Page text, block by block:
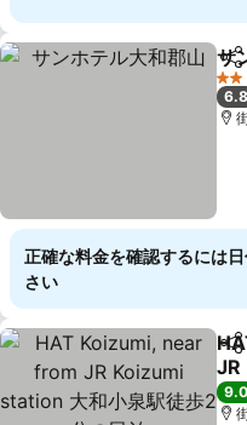
シ
サ
2 ホ
6.8
正確な料金を確認するには
さい
シ
JR
泉
料9.0